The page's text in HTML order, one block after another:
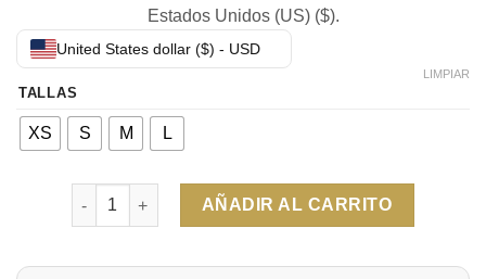
Estados Unidos (US) ($).
United States dollar ($) - USD
TALLAS
XS S M L
LIMPIAR
Cantidad
AÑADIR AL CARRITO